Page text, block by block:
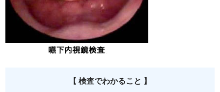
【 検査でわかること 】